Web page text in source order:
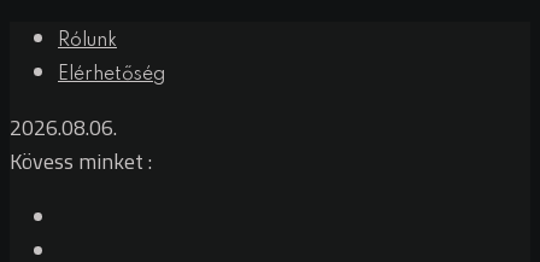
Rólunk
Elérhetőség
2026.08.06.
Kövess minket :